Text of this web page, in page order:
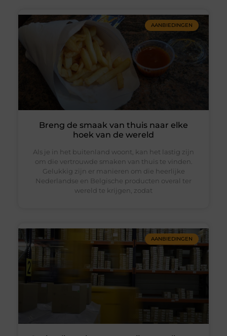
AANBIEDINGEN
Breng de smaak van thuis naar elke
hoek van de wereld
Als je in het buitenland woont, kan het lastig zijn
om die vertrouwde smaken van thuis te vinden.
Gelukkig zijn er manieren om die heerlijke
Nederlandse en Belgische producten overal ter
wereld te krijgen, zodat
AANBIEDINGEN